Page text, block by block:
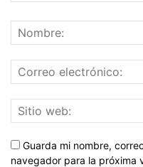
Guarda mi nombre,
navegador para la próxima